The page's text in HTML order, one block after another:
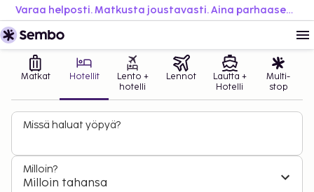
Varaa helposti. Matkusta joustavasti. Aina parhaaseen hintaan.
Matkat Hotellit
Lento +
hotelli
Lennot
Lautta +
Hotelli
Multi-
stop
Missä haluat yöpyä?
Milloin?
Milloin tahansa